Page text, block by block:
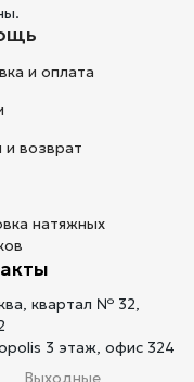
и оплата
возврат
натяжных
квартал № 32,
3 этаж, офис 324
Выходные